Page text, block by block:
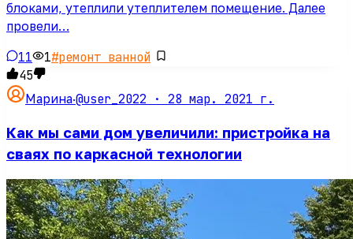
блоками, утеплили утеплителем помещение. Далее
провели…
11 1#ремонт ванной
45
Марина·@user_2022 · 28 мар. 2021 г.
Как мы сами дом увеличили: пристройка на
сваях по каркасной технологии